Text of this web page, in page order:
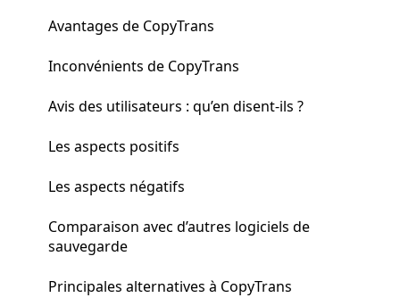
Avantages de CopyTrans
Inconvénients de CopyTrans
Avis des utilisateurs : qu’en disent-ils ?
Les aspects positifs
Les aspects négatifs
Comparaison avec d’autres logiciels de
sauvegarde
Principales alternatives à CopyTrans